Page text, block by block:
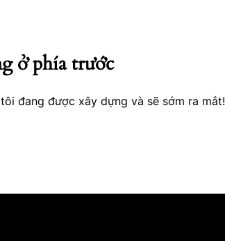
ở phía trước
đang được xây dựng và sẽ sớm ra mắt!